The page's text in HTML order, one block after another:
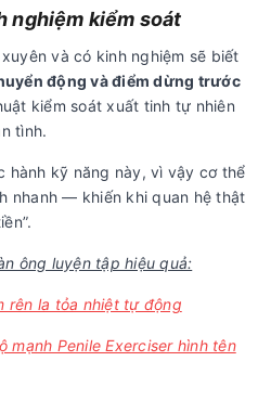
nghiệm kiểm soát
và có kinh nghiệm sẽ biết
động và điểm dừng trước
kiểm soát xuất tinh tự nhiên
tình.
hành kỹ năng này, vì vậy cơ thể
nhanh — khiến khi quan hệ thật
ông luyện tập hiệu quả:
rên la tỏa nhiệt tự động
Penile Exerciser hình tên